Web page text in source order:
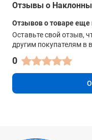
Отзывы о
Отзывов о товаре еще
Оставьте свой отзыв,
другим покупателям в
0